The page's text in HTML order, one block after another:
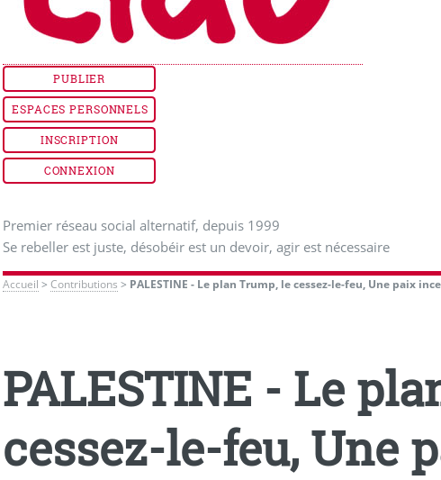
PUBLIER
ESPACES PERSONNELS
INSCRIPTION
CONNEXION
Premier réseau social alternatif, depuis 1999
Se rebeller est juste, désobéir est un devoir, agir est nécessaire
Accueil >Contributions > PALESTINE - Le plan Trump, le cessez-le-feu, Une paix
PALESTINE - Le
cessez-le-feu, Une